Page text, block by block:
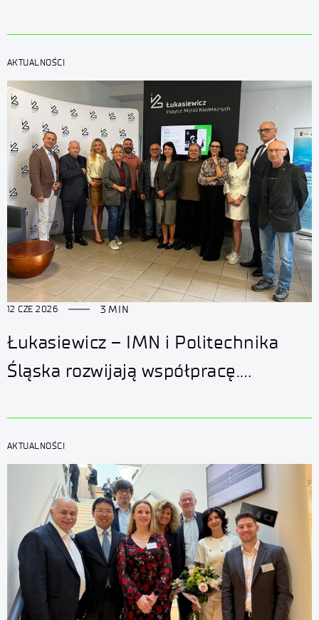
AKTUALNOŚCI
12 CZE 2026 3 MIN
Łukasiewicz – IMN i Politechnika
Śląska rozwijają współpracę.
AKTUALNOŚCI